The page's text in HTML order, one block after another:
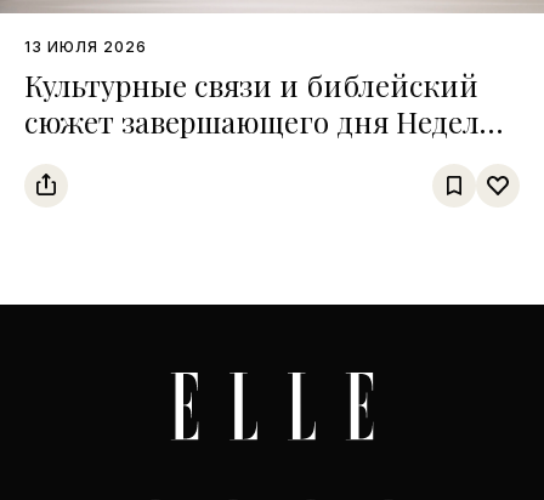
13 ИЮЛЯ 2026
Культурные связи и библейский
сюжет завершающего дня Недели
высокой моды